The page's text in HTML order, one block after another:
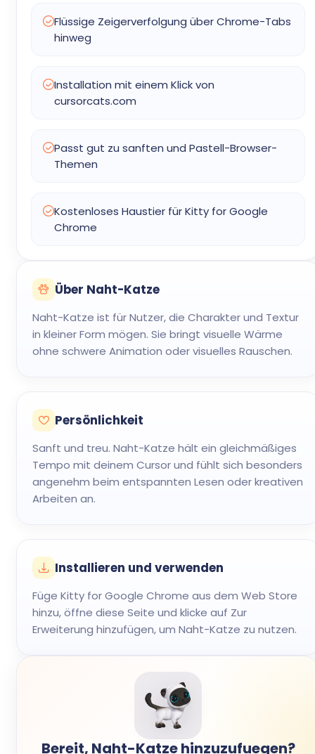
Flüssige Zeigerverfolgung über Chrome-Tabs
hinweg
Installation mit einem Klick von
cursorcats.com
Passt gut zu sanften und Pastell-Browser-
Themen
Kostenloses Haustier für Kitty for Google
Chrome
Über Naht-Katze
Naht-Katze ist für Nutzer, die Charakter und Textur
in kleiner Form mögen. Sie bringt visuelle Wärme
ohne schwere Animation oder visuelles Rauschen.
Persönlichkeit
Sanft und treu. Naht-Katze hält ein gleichmäßiges
Tempo mit deinem Cursor und fühlt sich besonders
angenehm beim entspannten Lesen oder kreativen
Arbeiten an.
Installieren und verwenden
Füge Kitty for Google Chrome aus dem Web Store
hinzu, öffne diese Seite und klicke auf Zur
Erweiterung hinzufügen, um Naht-Katze zu nutzen.
Bereit, Naht-Katze hinzuzufuegen?